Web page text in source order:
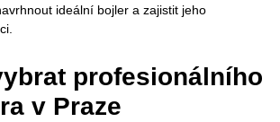
ideální bojler a zajistit jeho
profesionálního
v Praze